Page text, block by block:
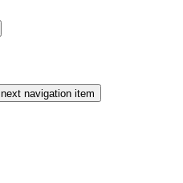
next navigation item